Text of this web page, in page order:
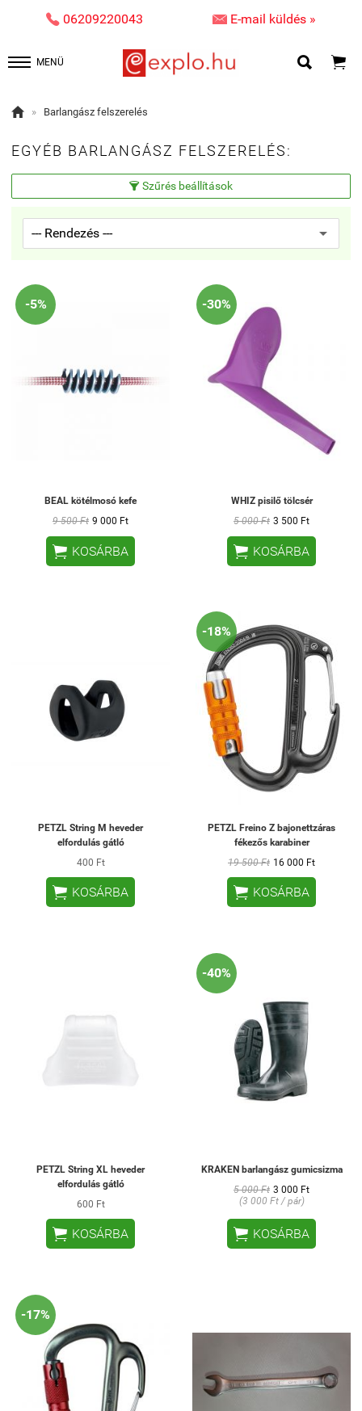
 06209220043  E-mail küldés »
MENÜ  
 » Barlangász felszerelés
EGYÉB BARLANGÁSZ FELSZERELÉS:
 Szűrés beállítások
-5%
BEAL kötélmosó kefe
9 500 Ft 9 000 Ft
 KOSÁRBA
-30%
WHIZ pisilő tölcsér
5 000 Ft 3 500 Ft
 KOSÁRBA
PETZL String M heveder
elfordulás gátló
400 Ft
 KOSÁRBA
-18%
PETZL Freino Z bajonettzáras
fékezős karabiner
19 500 Ft 16 000 Ft
 KOSÁRBA
PETZL String XL heveder
elfordulás gátló
600 Ft
 KOSÁRBA
-40%
KRAKEN barlangász gumicsizma
5 000 Ft 3 000 Ft
(3 000 Ft / pár)
 KOSÁRBA
-17%